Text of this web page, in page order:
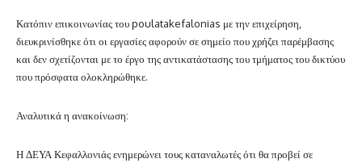
Κατόπιν επικοινωνίας του poulatakefalonias με την επιχείρηση,
διευκρινίσθηκε ότι οι εργασίες αφορούν σε σημείο που χρήζει παρέμβασης
και δεν σχετίζονται με το έργο της αντικατάστασης του τμήματος του δικτύου
που πρόσφατα ολοκληρώθηκε.
Αναλυτικά η ανακοίνωση:
Η ΔΕΥΑ Κεφαλλονιάς ενημερώνει τους καταναλωτές ότι θα προβεί σε